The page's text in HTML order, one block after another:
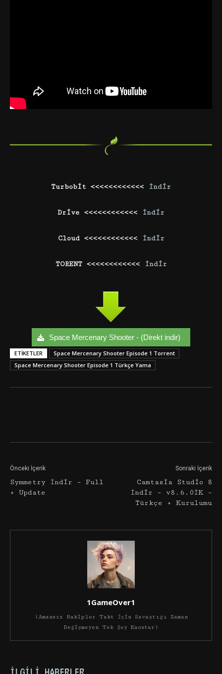
Turbobit <<<<<<<<<<<< İndir
Drive <<<<<<<<<<<< İndir
Cloud <<<<<<<<<<<< İndir
TORENT <<<<<<<<<<<< İndir
Space Mercenary Shooter - (Direkt indir)
ETIKETLER
Space Mercenary Shooter Episode 1 Torrent
Space Mercenary Shooter Episode 1 Türkçe Yama
Önceki İçerik
Symmetry İndir – Full
+ Update
Sonraki İçerik
Camtasia Studio 8
İndir – v8.6.0İK –
Türkçe + Kurulumu
1GameOver1
(Amansız Rakipler Taht İçin Savaştığı Zaman
Değişmeyen Tek Şey Kaostur)